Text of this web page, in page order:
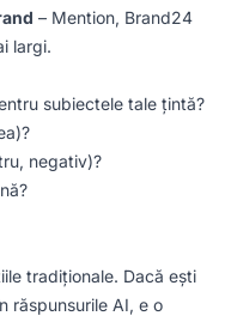
– Mention, Brand24
largi.
subiectele tale țintă?
negativ)?
tradiționale. Dacă ești
răspunsurile AI, e o